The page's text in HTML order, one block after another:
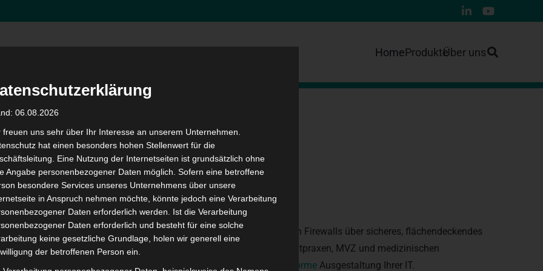
HomeProdukteÜber uns
IT-Lösungen unterstützen Sie genau dabei. Von leistungsstarken Firewalls über sicheres, flächendeckendes
ganzheitliches Portfolio, das optimal auf die Anforderungen von Arztpraxen, MVZ und medizinischen
Sicherheitsstandards und unterstützen die
§ 75b-SGB-V-konforme Ausgestaltung Ihrer IT.
06.08.2026
freuen uns sehr über Ihr Interesse an unserem Unternehmen.
hat einen besonders hohen Stellenwert für die
Eine Nutzung der Internetseiten ist grundsätzlich ohne
Angabe personenbezogener Daten möglich. Sofern eine betroffene
besondere Services unseres Unternehmens über unsere
in Anspruch nehmen möchte, könnte jedoch eine Verarbeitung
Daten erforderlich werden. Ist die Verarbeitung
Daten erforderlich und besteht für eine solche
keine gesetzliche Grundlage, holen wir generell eine
der betroffenen Person ein.